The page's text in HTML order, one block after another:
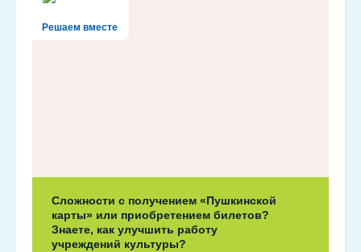
Решаем вместе
Сложности с получением «Пушкинской
карты» или приобретением билетов?
Знаете, как улучшить работу
учреждений культуры?